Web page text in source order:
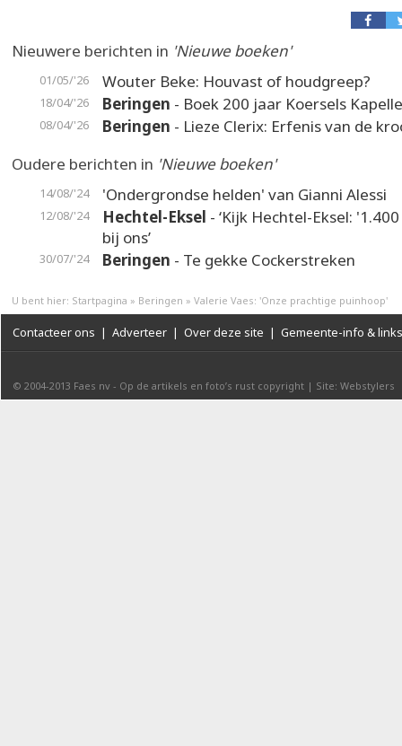
Nieuwere berichten in 'Nieuwe boeken'
01/05/'26 Wouter Beke: Houvast of houdgreep?
18/04/'26 Beringen - Boek 200 jaar Koersels
08/04/'26 Beringen - Lieze Clerix: Erfenis van de
Oudere berichten in 'Nieuwe boeken'
14/08/'24 'Ondergrondse helden' van Gianni Alessi
12/08/'24 Hechtel-Eksel - ‘Kijk Hechtel-Eksel:
bij ons’
30/07/'24 Beringen - Te gekke Cockerstreken
U bent hier: Startpagina » Beringen » Valerie Vaes: 'Onze prachtige puinhoop'
Contacteer ons | Adverteer | Over deze site | Gemeente-info & links
© 2004-2013 Faes nv - Op de artikels en foto’s rust copyright | Site: Webstylers